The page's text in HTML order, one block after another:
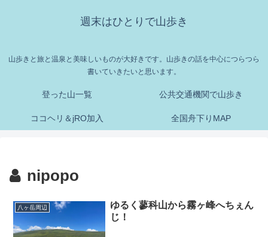
週末はひとりで山歩き
山歩きと旅と温泉と美味しいものが大好きです。山歩きの話を中心につらつら
書いていきたいと思います。
登った山一覧 公共交通機関で山歩き
ココヘリ＆jRO加入 全国舟下りMAP
nipopo
八ヶ岳周辺
ゆるく蓼科山から霧ヶ峰へちぇん
じ！